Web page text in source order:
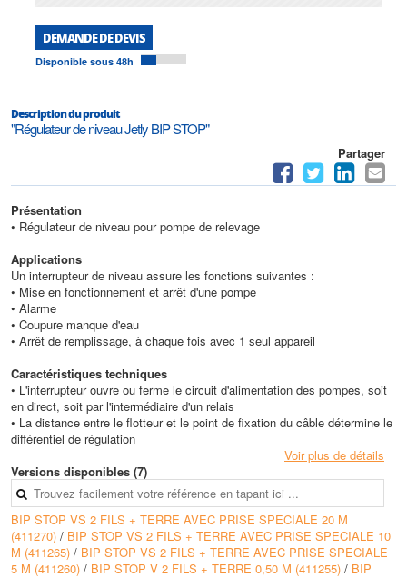
DEMANDE DE DEVIS
Disponible sous 48h
Description du produit
"Régulateur de niveau Jetly BIP STOP"
Partager
Présentation
• Régulateur de niveau pour pompe de relevage
Applications
Un interrupteur de niveau assure les fonctions suivantes :
• Mise en fonctionnement et arrêt d'une pompe
• Alarme
• Coupure manque d'eau
• Arrêt de remplissage, à chaque fois avec 1 seul appareil
Caractéristiques techniques
• L'interrupteur ouvre ou ferme le circuit d'alimentation des pompes, soit
en direct, soit par l'intermédiaire d'un relais
• La distance entre le flotteur et le point de fixation du câble détermine le
différentiel de régulation
Voir plus de détails
Versions disponibles (7)
BIP STOP VS 2 FILS + TERRE AVEC PRISE SPECIALE 20 M
(411270) / BIP STOP VS 2 FILS + TERRE AVEC PRISE SPECIALE 10
M (411265) / BIP STOP VS 2 FILS + TERRE AVEC PRISE SPECIALE
5 M (411260) / BIP STOP V 2 FILS + TERRE 0,50 M (411255) / BIP